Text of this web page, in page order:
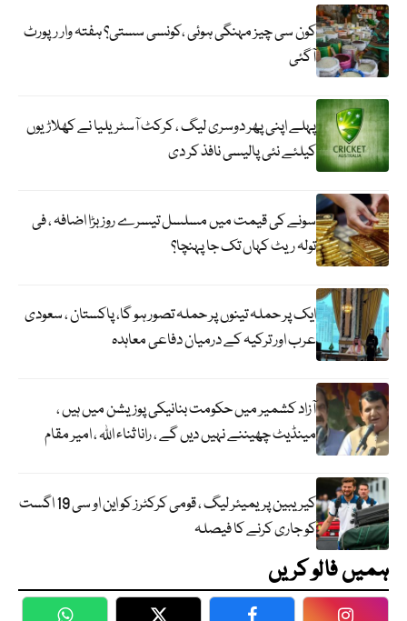
کون سی چیز مہنگی ہوئی ،کونسی سستی؟ ہفتہ وار رپورٹ
آگئی
پہلے اپنی پھر دوسری لیگ ، کرکٹ آسٹریلیا نے کھلاڑیوں
کیلئے نئی پالیسی نافذ کر دی
سونے کی قیمت میں مسلسل تیسرے روز بڑا اضافہ ، فی
تولہ ریٹ کہاں تک جا پہنچا؟
ایک پر حملہ تینوں پر حملہ تصور ہو گا، پاکستان ، سعودی
عرب اور ترکیہ کے درمیان دفاعی معاہدہ
آزاد کشمیر میں حکومت بنانیکی پوزیشن میں ہیں ،
مینڈیٹ چھیننے نہیں دیں گے ، رانا ثناء اللہ ، امیر مقام
کیریبین پریمیئر لیگ ، قومی کرکٹرز کو این او سی 19 اگست
کو جاری کرنے کا فیصلہ
ہمیں فالو کریں